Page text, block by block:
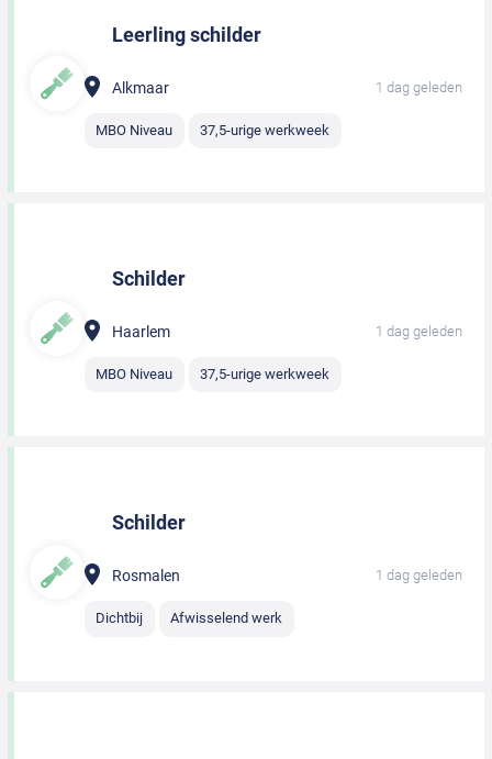
Leerling schilder
Alkmaar 1 dag geleden
MBO Niveau 37,5-urige werkweek
Schilder
Haarlem 1 dag geleden
MBO Niveau 37,5-urige werkweek
Schilder
Rosmalen 1 dag geleden
Dichtbij Afwisselend werk